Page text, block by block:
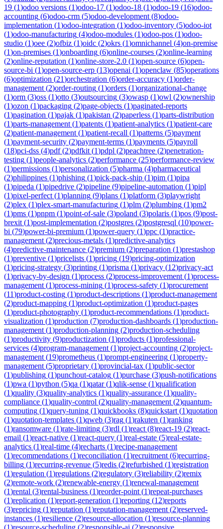
19 (1)odoo versions (1)odoo-17 (1)odoo-18 (1)odoo-19 (16)odoo-
accounting (6)odoo-crm (5)odoo-development (8)odoo-
implementation (1)odoo-integration (1)odoo-inventory (5)odoo-iot
(1)odoo-manufacturing (4)odoo-modules (1)odoo-pos (1)odoo-
studio (1)oee (2)ofbiz (1)oidc (2)okrs (1)omnichannel (4)on-premise
(1)on-premises (1)onboarding (6)online-courses (2)online-learning
(2)online-reputation (1)online-store-2.0 (1)open-source (6)open-
source-bi (1)open-source-erp (13)openai (1)openclaw (85)operations
(6)optimization (21)orchestration (6)order-accuracy (1)order-
management (2)order-routing (1)orders (1)organizational-change
(1)orm (3)oss (1)otto (3)outsourcing (3)owasp (1)owl (2)ownership
(1)ozon (1)packaging (2)page-objects (1)paginated-reports
(1)pagination (1)pajak (1)pakistan (2)paperless (1)parts-distribution
(1)parts-management (1)patents (1)patient-analytics (1)patient-care
(2)patient-management (1)patient-recall (1)patterns (5)payment
(1)payment-security (2)payment-terms (1)payments (5)payroll
(18)pci-dss (4)pdf(2)pdfkit (1)pdpl (2)peachtree (2)penetration-
testing (1)people-analytics (2)performance (25)performance-review
(1)permissions (1)personalization (5)pharma (4)pharmaceutical
(2)philippines (1)phishing (1)pick-pack-ship (1)pim (1)pipa
(1)pipeda (1)pipedrive (2)pipeline (9)pipeline-automation (1)pipl
(1)pixel-perfect (1)planning (9)plans (1)platform (3)playwright
(2)plex (1)plex-smart-manufacturing (1)plm (2)plumbing (1)pm2
(1)pms (1)pnpm (1)point-of-sale (3)poland (3)polaris (1)pos (9)post-
brexit (1)post-implementation (2)postgres (2)postgresql (10)power-
bi (79)power-bi-premium (1)power-query (1)ppc (1)practice-
management (2)precious-metals (1)predictive-analytics
(4)predictive-maintenance (2)premium (2)preparation (1)prestashop
(1)preventive (1)pricelists (1)pricing (19)pricing-optimization
(1)pricing-strategy (3)printing (1)prisma (1)privacy (12)privacy-act
(1)privacy-by-design (1)process (2)process-improvement (1)process-
management (1)process-mining (1)process-safety (1)procurement
(11)product-costing (1)product-descriptions (1)product-management
(2)product-mapping (1)product-optimization (1)product-pages
(1)product-photography (1)product-recommendations (1)product-
visualization (1)production (7)production-dashboards (1)production-
management (1)production-planning (2)production-scheduling
(1)productivity (9)productization (1)products (1)professional-
services (4)program-management (1)project-accounting (2)project-
management (19)prometheus (1)prompt-engineering (1)property-
management (5)proprietary (1)provincial-tax (1)public-sector
(1)publishing (1)punchout-catalog (1)purchase (3)push-notifications
(1)pwa (1)python (5)qa (1)qatar(1)qlik-sense (1)qualification
(1)quality (3)quality-analytics (1)quality-assurance (1)quality-
compliance (1)quality-control (2)quality-management (2)quantum-
computing (1)query-tuning (1)quickbooks (8)quickstart (1)quotation
(1)quotation-templates (1)qweb (3)rag (1)rakuten (1)ranking
(1)ransomware (1)rate-limiting (3)rdl (1)react (8)react-19 (2)react-
email (1)react-native (1)react-query (1)real-estate (5)real-estate-
analytics (1)real-time (4)recharts (1)recipe-management
(1)recommendations (1)reconciliation (1)recruitment (6)recurring-
billing (1)recurring-revenue (5)redis (2)refurbished (1)registration
(1)regulation (1)regulations (2)regulatory (3)reliability (2)remix
(2)remote-work (2)renewable-energy (1)renewal-management
(1)rental (3)rental-business (1)reorder-point (1)repeat-purchases
(1)replication (1)report-generation (1)reporting (12)reports
(3)repricing (1)reputation (1)reputation-management (2)reserved-
instances (1)resilience (2)resource-allocation (1)resource-planning
(1)resource-scheduling (2)responsible-ai (2)responsive